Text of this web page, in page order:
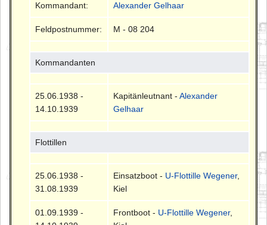
Kommandant: Alexander Gelhaar
Feldpostnummer: M - 08 204
Kommandanten
25.06.1938 -
14.10.1939
Kapitänleutnant -Alexander
Gelhaar
Flottillen
25.06.1938 -
31.08.1939
Einsatzboot - U-Flottille Wegener,
Kiel
01.09.1939 -
Frontboot - U-Flottille Wegener,